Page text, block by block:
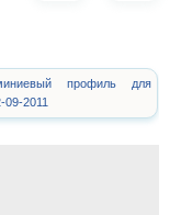
профиль для
2011